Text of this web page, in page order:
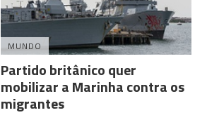
MUNDO
Partido britânico quer
mobilizar a Marinha contra os
migrantes